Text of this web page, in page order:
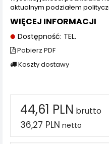
aktualnym podziałem
WIĘCEJ INFORMACJI
Dostępność: TEL.
Pobierz PDF
Koszty dostawy
44,61 PLN brutto
36,27 PLN netto